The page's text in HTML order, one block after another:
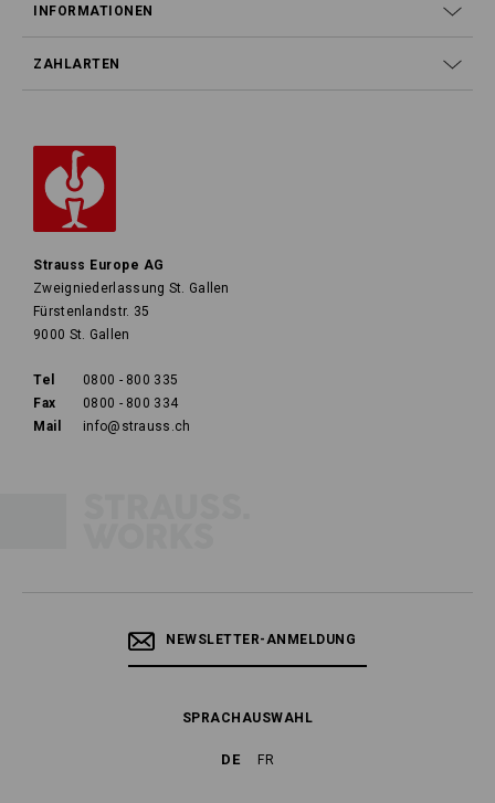
INFORMATIONEN
ZAHLARTEN
Strauss Europe AG
Zweigniederlassung St. Gallen
Fürstenlandstr. 35
9000 St. Gallen
Tel
0800 - 800 335
Fax
0800 - 800 334
Mail
info@strauss.ch
NEWSLETTER-ANMELDUNG
SPRACHAUSWAHL
DE FR